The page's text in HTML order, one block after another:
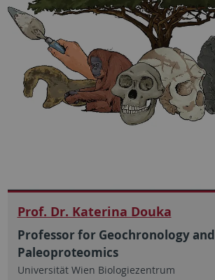
Prof. Dr. Katerina Douka
Professor for Geochronology and
Paleoproteomics
Universität Wien Biologiezentrum